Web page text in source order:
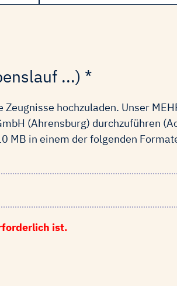
...) *
hochzuladen. Unser
(Ahrensburg) durchzuführen
MB in einem der folgenden
ist.